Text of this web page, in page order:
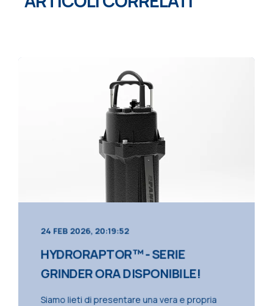
24 FEB 2026, 20:19:52
HYDRORAPTOR™ - SERIE
GRINDER ORA DISPONIBILE!
Siamo lieti di presentare una vera e propria